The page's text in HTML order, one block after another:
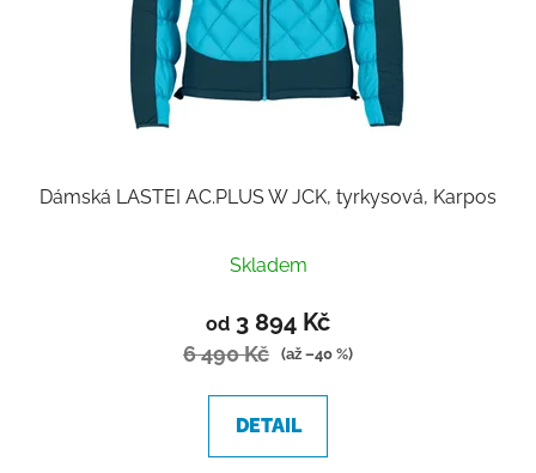
Dámská LASTEI AC.PLUS W JCK, tyrkysová, Karpos
hodnocení
produktu
je
5
Skladem
od 3 894 Kč
6 490 Kč (až –40 %)
DETAIL